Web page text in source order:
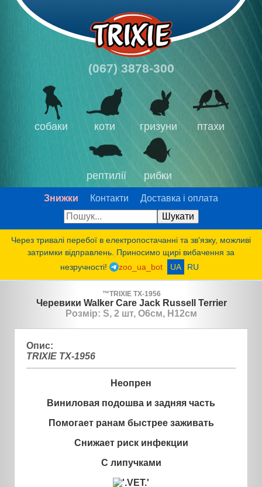
(067) 3878-300
собаки коти гризуни птахи
рептилії рибки
Знижки Контакти Доставка і оплата
Через тривалі перебої в електропостачанні та зв'язку, можливі
затримки відправлень. Приносимо щирі вибачення за
незручності!
zoo_ua_bot UA RU
™TRIXIETX-1956
Черевики Walker Care Jack Russell Terrier
Розмір: S, 2 шт, O6см, H12см
Опис:
TRIXIE TX-1956
Неопрен
Виниловая подошва и задняя часть
Помогает ранам быстрее заживать
Снижает риск инфекции
С липучками